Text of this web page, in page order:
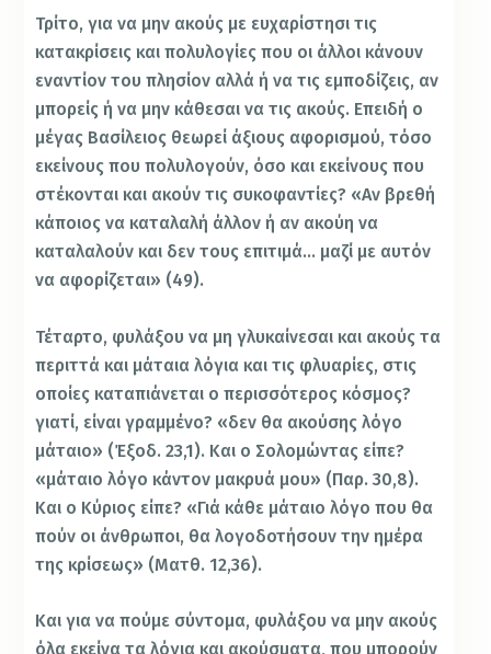
Τρίτο, για να μην ακούς με ευχαρίστησι τις
κατακρίσεις και πολυλογίες που οι άλλοι κάνουν
εναντίον του πλησίον αλλά ή να τις εμποδίζεις, αν
μπορείς ή να μην κάθεσαι να τις ακούς. Επειδή ο
μέγας Βασίλειος θεωρεί άξιους αφορισμού, τόσο
εκείνους που πολυλογούν, όσο και εκείνους που
στέκονται και ακούν τις συκοφαντίες? «Αν βρεθή
κάποιος να καταλαλή άλλον ή αν ακούη να
καταλαλούν και δεν τους επιτιμά… μαζί με αυτόν
να αφορίζεται» (49).
Τέταρτο, φυλάξου να μη γλυκαίνεσαι και ακούς τα
περιττά και μάταια λόγια και τις φλυαρίες, στις
οποίες καταπιάνεται ο περισσότερος κόσμος?
γιατί, είναι γραμμένο? «δεν θα ακούσης λόγο
μάταιο» (Έξοδ. 23,1). Και ο Σολομώντας είπε?
«μάταιο λόγο κάντον μακρυά μου» (Παρ. 30,8).
Και ο Κύριος είπε? «Γιά κάθε μάταιο λόγο που θα
πούν οι άνθρωποι, θα λογοδοτήσουν την ημέρα
της κρίσεως» (Ματθ. 12,36).
Και για να πούμε σύντομα, φυλάξου να μην ακούς
όλα εκείνα τα λόγια και ακούσματα, που μπορούν